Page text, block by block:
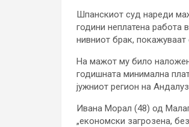
Шпанскиот суд нареди
години неплатена работа
нивниот брак,
На мажот му било
годишната минимална
јужниот регион на
Ивана Морал (48) од
„економски загрозена,